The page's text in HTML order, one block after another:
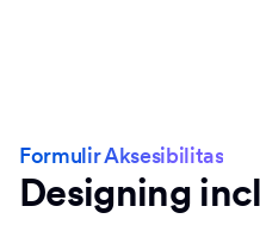
Formulir Aksesibilitas
Designing